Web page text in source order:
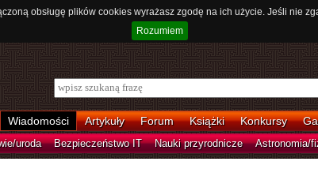
obsługę plików cookies wyrażasz zgodę na ich użycie. Jeśli nie
Rozumiem
Wiadomości Artykuły Forum Książki Konkursy
uroda Bezpieczeństwo IT Nauki przyrodnicze Astronomia/